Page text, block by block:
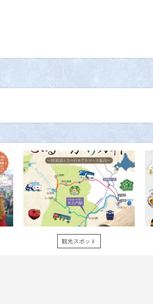
観光スポット